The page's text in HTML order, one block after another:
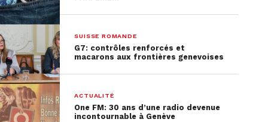
00:00
Luc Barthassat
Notez que les journées Portes-ouvertes des 23 et
24 septembre seront également l’occasion de
SUISSE ROMANDE
G7: contrôles renforcés et
macarons aux frontières genevoises
ACTUALITÉ
One FM: 30 ans d’une radio devenue
incontournable à Genève